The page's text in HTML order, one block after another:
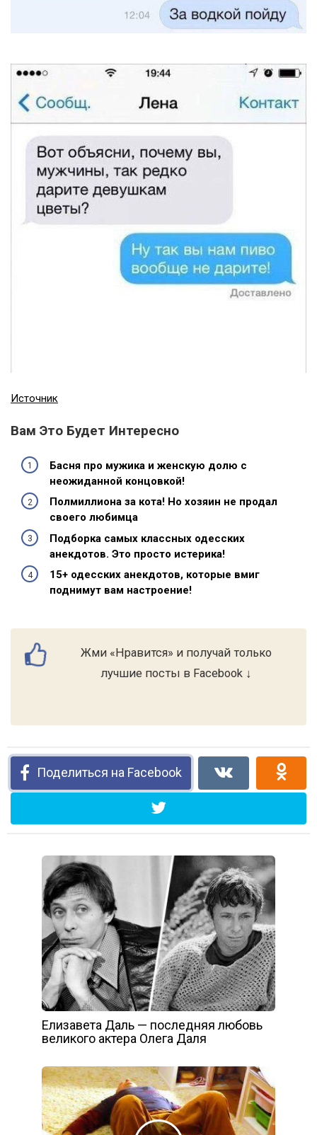
Источник
Вам Это Будет Интересно
Басня про мужика и женскую долю с
неожиданной концовкой!
Полмиллиона за кота! Но хозяин не продал
своего любимца
Подборка самых классных одесских
анекдотов. Это просто истерика!
15+ одесских анекдотов, которые вмиг
поднимут вам настроение!
Жми «Нравится» и получай только
лучшие посты в Facebook ↓
Поделиться на Facebook
Елизавета Даль — последняя любовь
великого актера Олега Даля